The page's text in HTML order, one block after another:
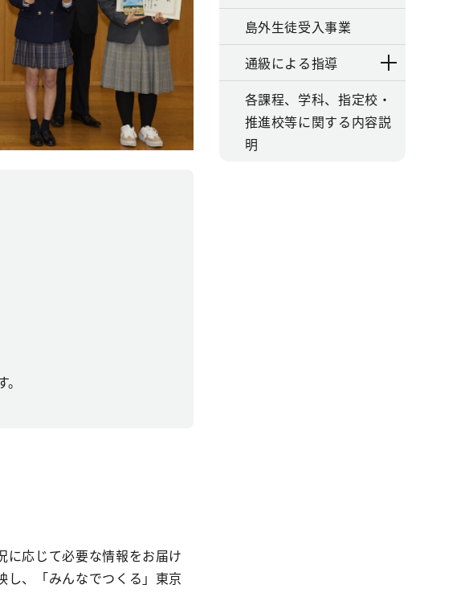
に応じて必要な情報をお届け
し、「みんなでつくる」東京
島外生徒受入事業
通級による指導
各課程、学科、指定校・
推進校等に関する内容説
明